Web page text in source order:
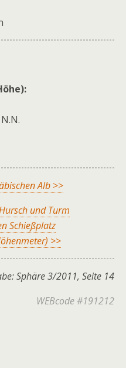
Alb >>
und Turm
Schießplatz
>>
Sphäre 3/2011, Seite 14
WEBcode #191212